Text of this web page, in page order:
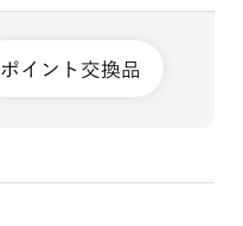
ポイント交換品